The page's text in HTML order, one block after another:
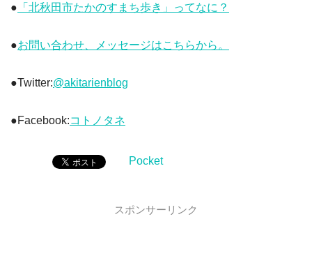
● 「北秋田市たかのすまち歩き」ってなに？
●お問い合わせ、メッセージはこちらから。
●Twitter:@akitarienblog
●Facebook:コトノタネ
Pocket
スポンサーリンク